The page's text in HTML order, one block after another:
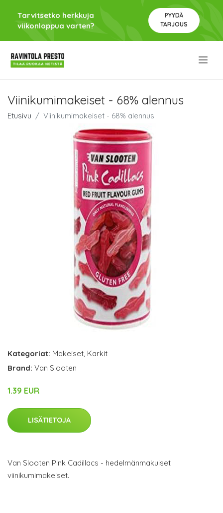
Tarvitsetko herkkuja
viikonloppua varten?
PYYDÄ
TARJOUS
Viinikumimakeiset - 68% alennus
Etusivu Viinikumimakeiset - 68% alennus
Kategoriat: Makeiset, Karkit
Brand: Van Slooten
1.39 EUR
LISÄTIETOJA
Van Slooten Pink Cadillacs - hedelmänmakuiset
viinikumimakeiset.